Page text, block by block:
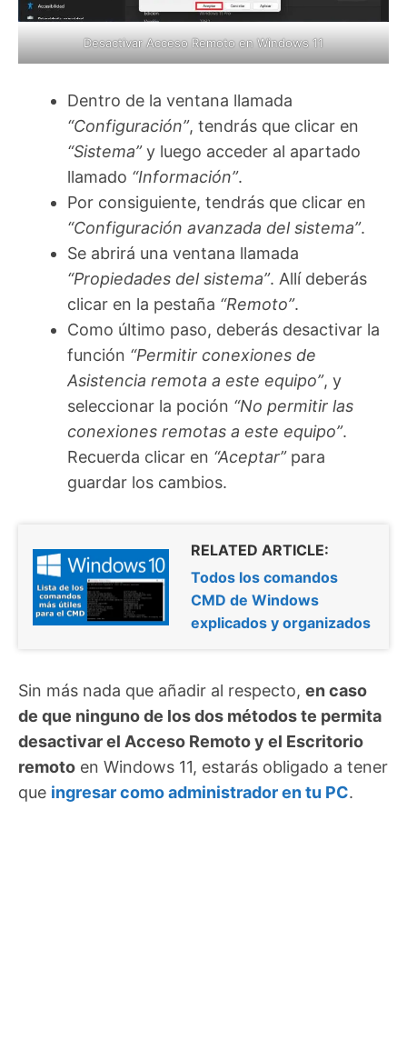
Desactivar Acceso Remoto en Windows 11
Dentro de la ventana llamada
“Configuración”, tendrás que clicar en
“Sistema”y luego acceder al apartado
llamado “Información”.
Por consiguiente, tendrás que clicar en
“Configuración avanzada del sistema”.
Se abrirá una ventana llamada
“Propiedades del sistema”. Allí deberás
clicar en la pestaña “Remoto”.
Como último paso, deberás desactivar la
función “Permitir conexiones de
Asistencia remota a este equipo”, y
seleccionar la poción “No permitir las
conexiones remotas a este equipo”.
Recuerda clicar en “Aceptar”para
guardar los cambios.
RELATED ARTICLE:
Todos los comandos
CMD de Windows
explicados y organizados
Sin más nada que añadir al respecto, en caso
de que ninguno de los dos métodos te permita
desactivar el Acceso Remoto y el Escritorio
remoto en Windows 11, estarás obligado a tener
que ingresar como administrador en tu PC.